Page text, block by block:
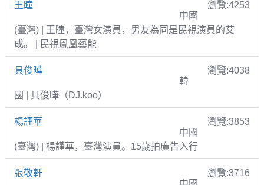
王瞳
瀏覽:4253
中國
(臺灣) | 王瞳，臺灣女演員，男友為同是民視演員的艾
成。 | 民視鳳凰藝能
具俊曄
瀏覽:4038
韓
國 | 具俊曄（DJ.koo）
楊謹華
瀏覽:3853
中國
(臺灣) | 楊謹華，臺灣演員。15歲拍廣告入行
張敬軒
瀏覽:3716